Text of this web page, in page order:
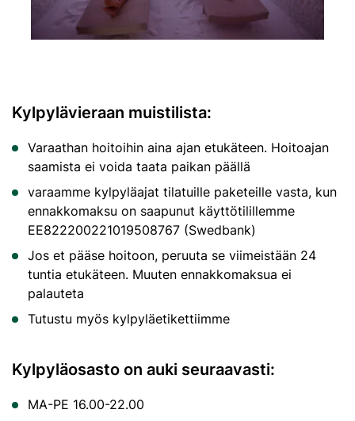
Kylpylävieraan muistilista:
Varaathan hoitoihin aina ajan etukäteen. Hoitoajan
saamista ei voida taata paikan päällä
varaamme kylpyläajat tilatuille paketeille vasta, kun
ennakkomaksu on saapunut käyttötilillemme
EE822200221019508767 (Swedbank)
Jos et pääse hoitoon, peruuta se viimeistään 24
tuntia etukäteen. Muuten ennakkomaksua ei
palauteta
Tutustu myös kylpyläetikettiimme
Kylpyläosasto on auki seuraavasti:
MA-PE 16.00-22.00